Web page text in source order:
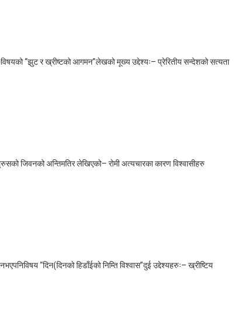
“झुट र ख्रीष्टको आगमन”लेखको मूख्य उद्देश्यः– प्रेरितीय सन्देशको सत्यता
जिवनको अन्तिमतिर लेखिएको– रोमी अत्यचारका कारण विश्वासीहरु
“दिन(दिनको हिडाँईको निम्ति विश्वास”दुई उद्देश्यहरुः– ख्रीष्टिय